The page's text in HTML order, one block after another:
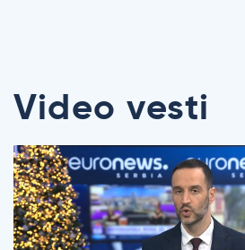
Video vesti